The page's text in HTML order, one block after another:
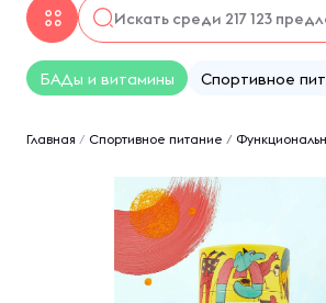
БАДы и витамины Спортивное
Главная / Спортивное питание /